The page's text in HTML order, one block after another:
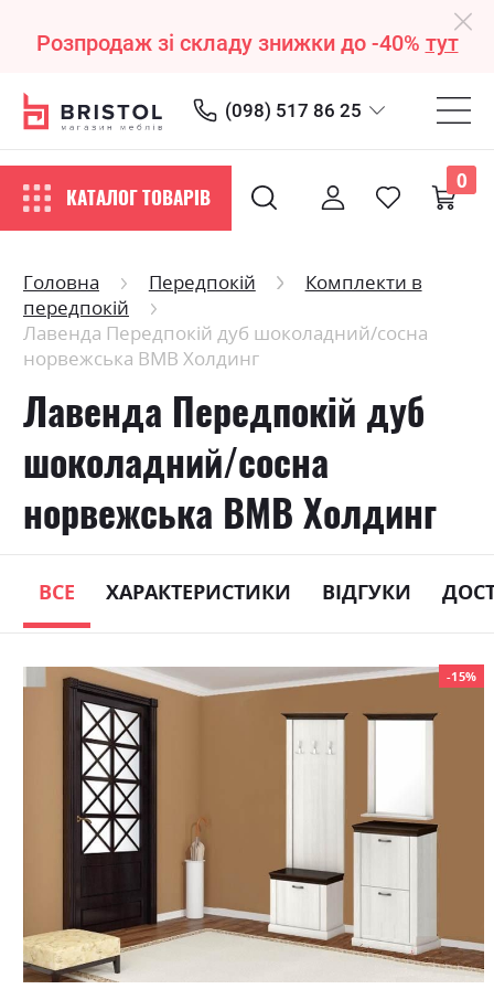
Розпродаж зі складу знижки до -40% тут
(098) 517 86 25
КАТАЛОГ ТОВАРІВ
0
Головна Передпокій
Комплекти в
передпокій
Лавенда Передпокій дуб шоколадний/сосна
норвежська ВМВ Холдинг
Лавенда Передпокій дуб
шоколадний/сосна
норвежська ВМВ Холдинг
ВСЕ ХАРАКТЕРИСТИКИ ВІДГУКИ
-15%
images